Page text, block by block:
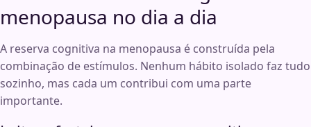
menopausa no dia a dia
A reserva cognitiva na menopausa é construída pela
combinação de estímulos. Nenhum hábito isolado faz tudo
sozinho, mas cada um contribui com uma parte
importante.